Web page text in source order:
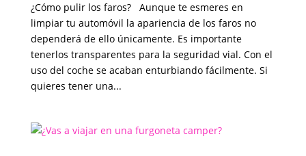
¿Cómo pulir los faros? Aunque te esmeres en
limpiar tu automóvil la apariencia de los faros no
dependerá de ello únicamente. Es importante
tenerlos transparentes para la seguridad vial. Con el
uso del coche se acaban enturbiando fácilmente. Si
quieres tener una...